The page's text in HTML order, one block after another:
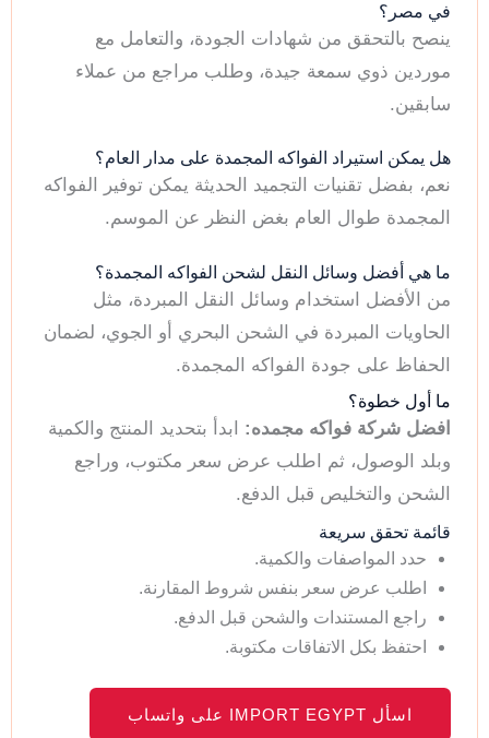
في مصر؟
ينصح بالتحقق من شهادات الجودة، والتعامل مع
موردين ذوي سمعة جيدة، وطلب مراجع من عملاء
سابقين.
هل يمكن استيراد الفواكه المجمدة على مدار العام؟
نعم، بفضل تقنيات التجميد الحديثة يمكن توفير الفواكه
المجمدة طوال العام بغض النظر عن الموسم.
ما هي أفضل وسائل النقل لشحن الفواكه المجمدة؟
من الأفضل استخدام وسائل النقل المبردة، مثل
الحاويات المبردة في الشحن البحري أو الجوي، لضمان
الحفاظ على جودة الفواكه المجمدة.
ما أول خطوة؟
افضل شركة فواكه مجمده: ابدأ بتحديد المنتج والكمية
وبلد الوصول، ثم اطلب عرض سعر مكتوب، وراجع
الشحن والتخليص قبل الدفع.
قائمة تحقق سريعة
حدد المواصفات والكمية.
اطلب عرض سعر بنفس شروط المقارنة.
راجع المستندات والشحن قبل الدفع.
احتفظ بكل الاتفاقات مكتوبة.
اسأل IMPORT EGYPT على واتساب